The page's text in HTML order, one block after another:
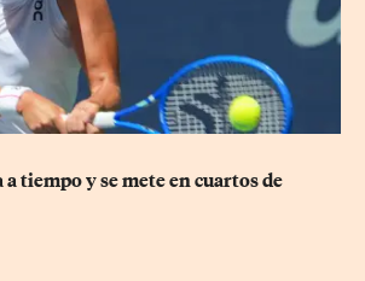
tiempo y se mete en cuartos de